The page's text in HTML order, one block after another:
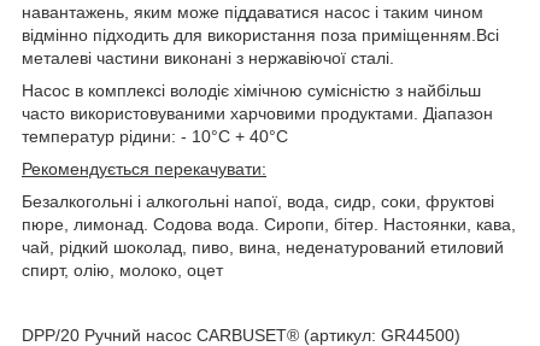
навантажень, яким може піддаватися насос і таким чином
відмінно підходить для використання поза приміщенням.Всі
металеві частини виконані з нержавіючої сталі.
Насос в комплексі володіє хімічною сумісністю з найбільш
часто використовуваними харчовими продуктами. Діапазон
температур рідини: - 10°C + 40°C
Рекомендується перекачувати:
Безалкогольні і алкогольні напої, вода, сидр, соки, фруктові
пюре, лимонад. Содова вода. Сиропи, бітер. Настоянки, кава,
чай, рідкий шоколад, пиво, вина, неденатурований етиловий
спирт, олію, молоко, оцет
DPP/20 Ручний насос CARBUSET® (артикул: GR44500)